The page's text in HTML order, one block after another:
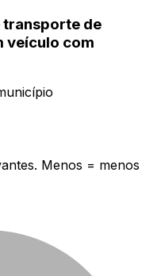
transporte de
veículo com
Menos = menos